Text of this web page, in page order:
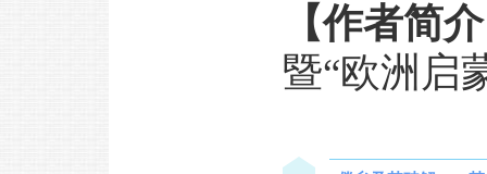
【作者简
暨“欧洲启